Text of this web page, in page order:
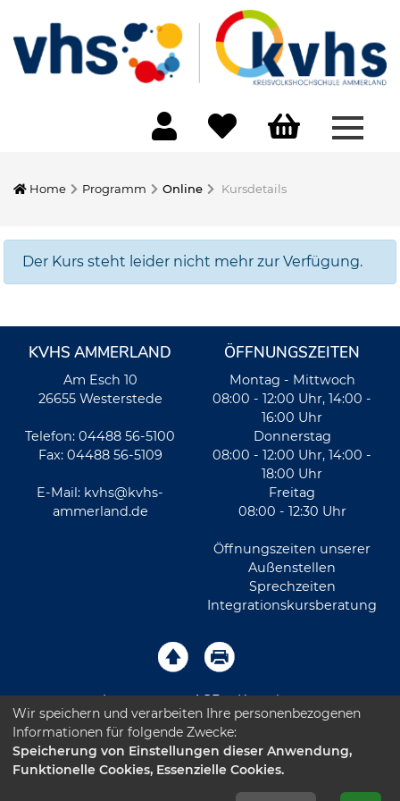
Home Programm Online Kursdetails
Der Kurs steht leider nicht mehr zur Verfügung.
KVHS AMMERLAND
Am Esch 10
26655 Westerstede
Telefon: 04488 56-5100
Fax: 04488 56-5109
E-Mail: kvhs@kvhs-
ammerland.de
ÖFFNUNGSZEITEN
Montag - Mittwoch
08:00 - 12:00 Uhr, 14:00 -
16:00 Uhr
Donnerstag
08:00 - 12:00 Uhr, 14:00 -
18:00 Uhr
Freitag
08:00 - 12:30 Uhr
Öffnungszeiten unserer
Außenstellen
Sprechzeiten
Integrationskursberatung
Impressum AGB Kontakt
Sitemap Datenschutz Leichte Sprache
Barrierefreiheitserklärung
Wir speichern und verarbeiten Ihre personenbezogenen
Informationen für folgende Zwecke:
Speicherung von Einstellungen dieser Anwendung,
Funktionelle Cookies, Essenzielle Cookies.